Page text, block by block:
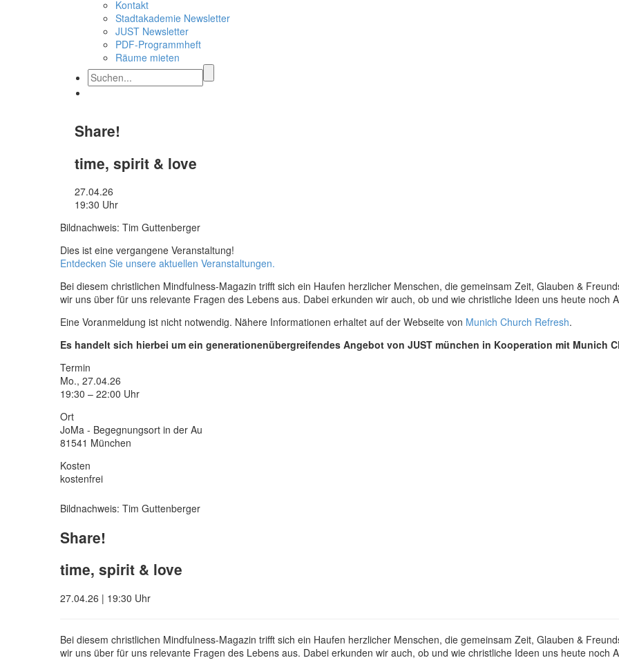
Kontakt
Stadtakademie Newsletter
JUST Newsletter
PDF-Programmheft
Räume mieten
Share!
time, spirit & love
27.04.26
19:30 Uhr
Bildnachweis: Tim Guttenberger
Dies ist eine vergangene Veranstaltung!
Entdecken Sie unsere aktuellen Veranstaltungen.
Bei diesem christlichen Mindfulness-Magazin trifft sich ein Haufen herzlicher Menschen, die gemeinsam Zeit, Glauben &
wir uns über für uns relevante Fragen des Lebens aus. Dabei erkunden wir auch, ob und wie christliche Ideen uns heute noch
Eine Voranmeldung ist nicht notwendig. Nähere Informationen erhaltet auf der Webseite von Munich Church Refresh.
Es handelt sich hierbei um ein generationenübergreifendes Angebot von JUST münchen in Kooperation mit Munich
Termin
Mo., 27.04.26
19:30 – 22:00 Uhr
Ort
JoMa - Begegnungsort in der Au
81541 München
Kosten
kostenfrei
Bildnachweis: Tim Guttenberger
Share!
time, spirit & love
27.04.26 | 19:30 Uhr
Bei diesem christlichen Mindfulness-Magazin trifft sich ein Haufen herzlicher Menschen, die gemeinsam Zeit, Glauben &
wir uns über für uns relevante Fragen des Lebens aus. Dabei erkunden wir auch, ob und wie christliche Ideen uns heute noch